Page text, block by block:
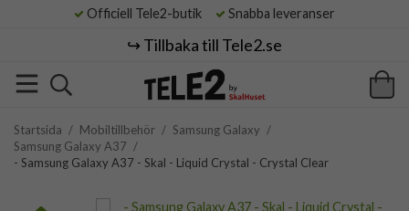
Officiell Tele2-butik Snabba leveranser
↪️ Tillbaka till Tele2.se
Startsida / Mobiltillbehör / Samsung Galaxy /
Samsung Galaxy A37 /
- Samsung Galaxy A37 - Skal - Liquid Crystal - Crystal Clear